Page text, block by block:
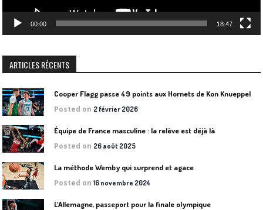
00:00 18:47
ARTICLES RÉCENTS
Cooper Flagg passe 49 points aux Hornets de Kon Knueppel
Posted on 2 février 2026
Équipe de France masculine : la relève est déjà là
Posted on 26 août 2025
La méthode Wemby qui surprend et agace
Posted on16 novembre 2024
L’Allemagne, passeport pour la finale olympique